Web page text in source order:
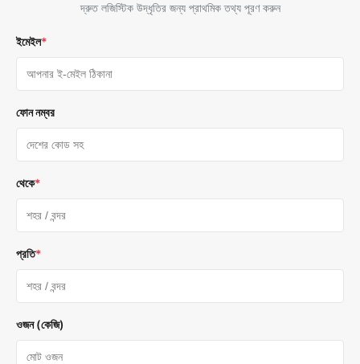
দ্রুত লজিস্টিক উদ্ধৃতির জন্য প্রাথমিক তথ্য পূরণ করুন
ইমেইল*
ফোন নম্বর
থেকে*
প্রতি*
ওজন (কেজি)